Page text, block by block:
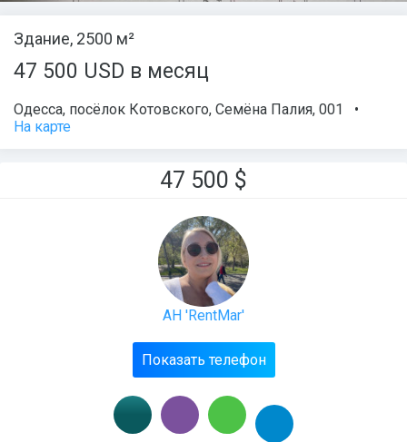
Здание, 2500 м²
47 500 USD в месяц
Одесса, посёлок Котовского, Семёна Палия, 001
•
На карте
47 500 $
АН 'RentMar'
Показать телефон